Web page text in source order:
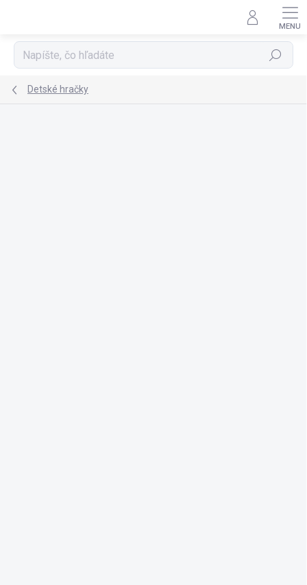
Hľadať
Detské hračky